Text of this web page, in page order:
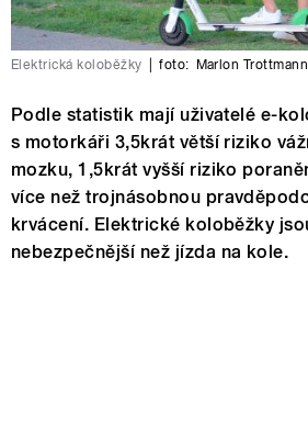
Elektrická koloběžky foto: Marlon Trottmann
Podle statistik mají uživatelé e-
s motorkáři 3,5krát větší riziko
mozku, 1,5krát vyšší riziko
více než trojnásobnou
krvácení. Elektrické koloběžky
nebezpečnější než jízda na kole.